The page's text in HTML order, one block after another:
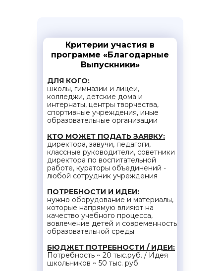
ДЛЯ КОГО:
школы, гимназии и лицеи,
колледжи, детские дома и
интернаты, центры творчества,
спортивные учреждения, иные
образовательные организации
КТО МОЖЕТ ПОДАТЬ ЗАЯВКУ:
директора, завучи, педагоги,
классные руководители, советники
директора по воспитательной
работе, кураторы объединений -
любой сотрудник учреждения
ПОТРЕБНОСТИ И ИДЕИ:
нужно оборудование и материалы,
которые напрямую влияют на
качество учебного процесса,
вовлечение детей и современность
образовательной среды
БЮДЖЕТ ПОТРЕБНОСТИ / ИДЕИ:
Потребность ~ 20 тыс.руб. / Идея
школьников ~ 50 тыс. руб
Критерии участия в
программе «Благодарные
Выпускники»